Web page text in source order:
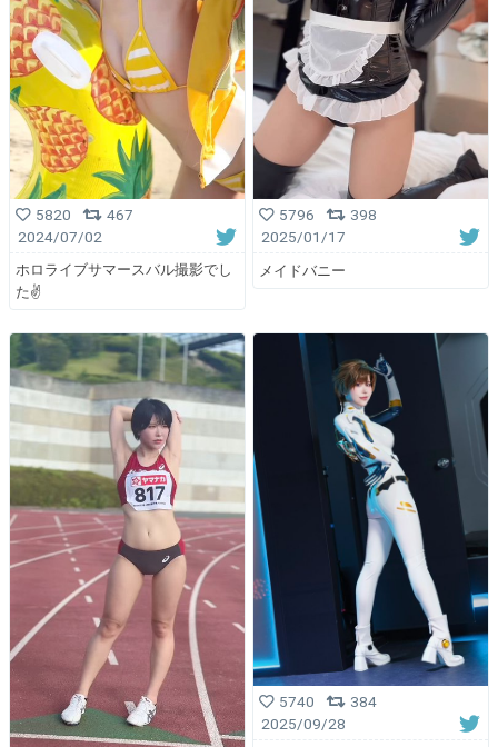
5820
467
2024/07/02
ホロライブサマースバル撮影でし
た✌️
5796
398
2025/01/17
メイドバニー
5740
384
2025/09/28